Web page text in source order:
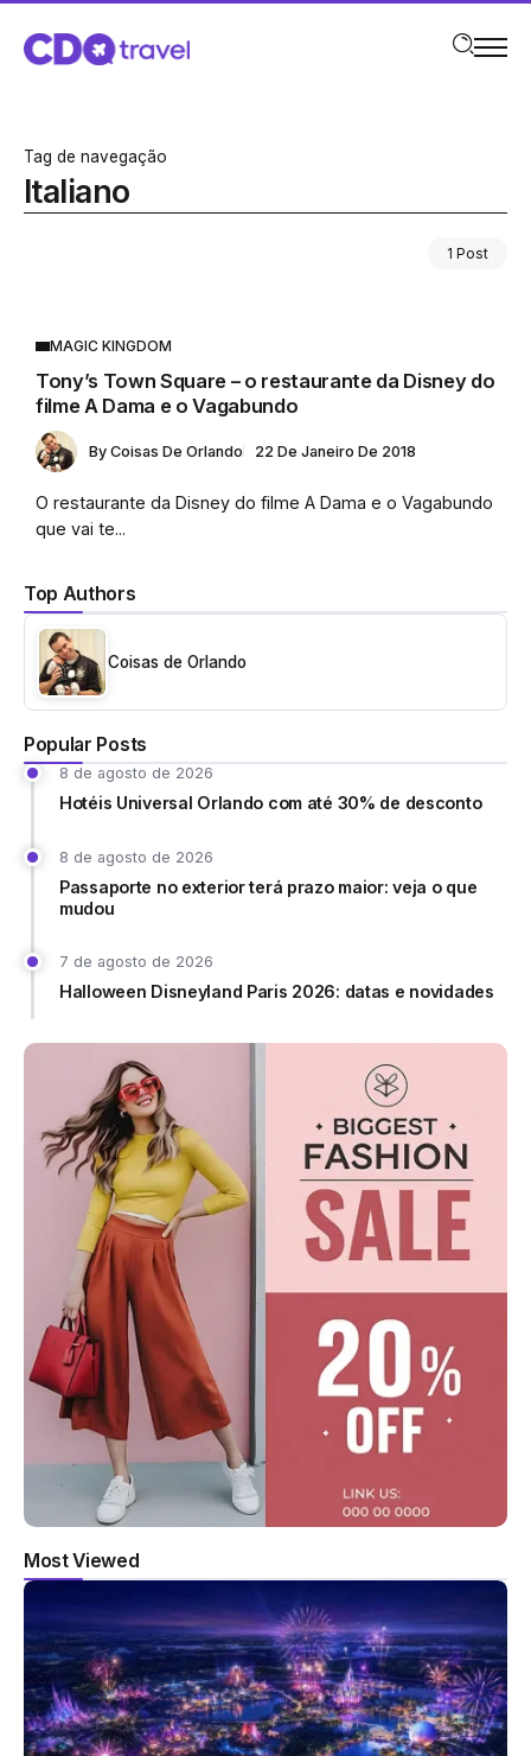
Tag de navegação
Italiano
1 Post
Top Authors
Coisas de Orlando
Popular Posts
8 de agosto de 2026
Hotéis Universal Orlando com até 30% de desconto
8 de agosto de 2026
Passaporte no exterior terá prazo maior: veja o que
mudou
7 de agosto de 2026
Halloween Disneyland Paris 2026: datas e novidades
MAGIC KINGDOM
Tony’s Town Square – o restaurante da Disney do
filme A Dama e o Vagabundo
By Coisas De Orlando 22 De Janeiro De 2018
O restaurante da Disney do filme A Dama e o Vagabundo
que vai te...
Most Viewed